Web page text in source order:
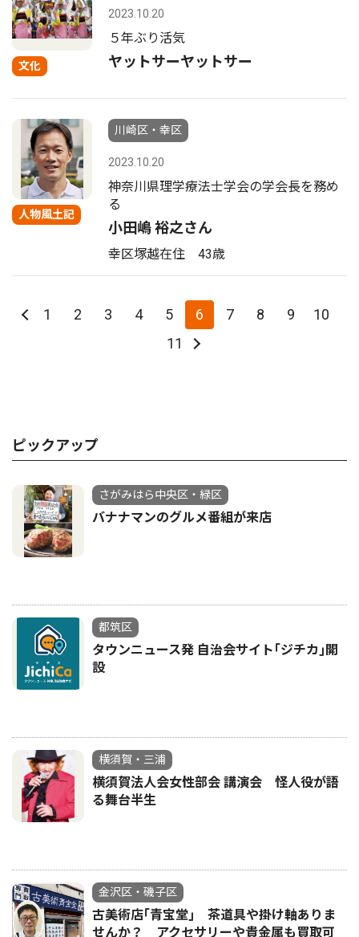
文化
2023.10.20
５年ぶり活気
ヤットサーヤットサー
人物風土記
川崎区・幸区
2023.10.20
神奈川県理学療法士学会の学会長を務め
る
小田嶋 裕之さん
幸区塚越在住 43歳
1 2 3 4 5 6 7 8 9
10
11
ピックアップ
さがみはら中央区・緑区
バナナマンのグルメ番組が来店
都筑区
タウンニュース発 自治会サイト｢ジチカ｣開
設
横須賀・三浦
横須賀法人会女性部会 講演会 怪人役が語
る舞台半生
金沢区・磯子区
古美術店｢青宝堂｣ 茶道具や掛け軸ありま
せんか？ アクセサリーや貴金属も買取可